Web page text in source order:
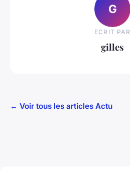
G
ECRIT PAR
gilles
← Voir tous les articles Actu